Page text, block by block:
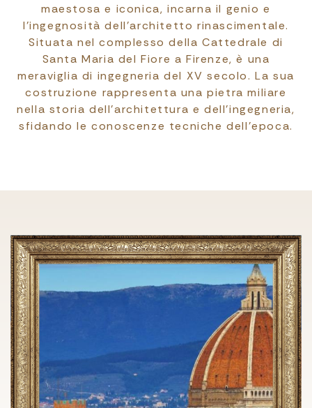
maestosa e iconica, incarna il genio e
l'ingegnosità dell'architetto rinascimentale.
Situata nel complesso della Cattedrale di
Santa Maria del Fiore a Firenze, è una
meraviglia di ingegneria del XV secolo. La sua
costruzione rappresenta una pietra miliare
nella storia dell'architettura e dell'ingegneria,
sfidando le conoscenze tecniche dell'epoca.